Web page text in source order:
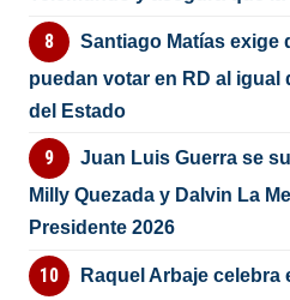
Santiago Matías exige
puedan votar en RD al
del Estado
Juan Luis Guerra se
Milly Quezada y Dalvin La
Presidente 2026
Raquel Arbaje celebra